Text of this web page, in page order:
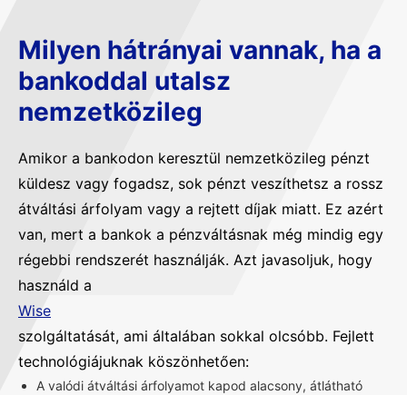
Milyen hátrányai vannak, ha a
bankoddal utalsz
nemzetközileg
Amikor a bankodon keresztül nemzetközileg pénzt
küldesz vagy fogadsz, sok pénzt veszíthetsz a rossz
átváltási árfolyam vagy a rejtett díjak miatt. Ez azért
van, mert a bankok a pénzváltásnak még mindig egy
régebbi rendszerét használják. Azt javasoljuk, hogy
használd a
Wise
szolgáltatását, ami általában sokkal olcsóbb. Fejlett
technológiájuknak köszönhetően:
A valódi átváltási árfolyamot kapod alacsony, átlátható